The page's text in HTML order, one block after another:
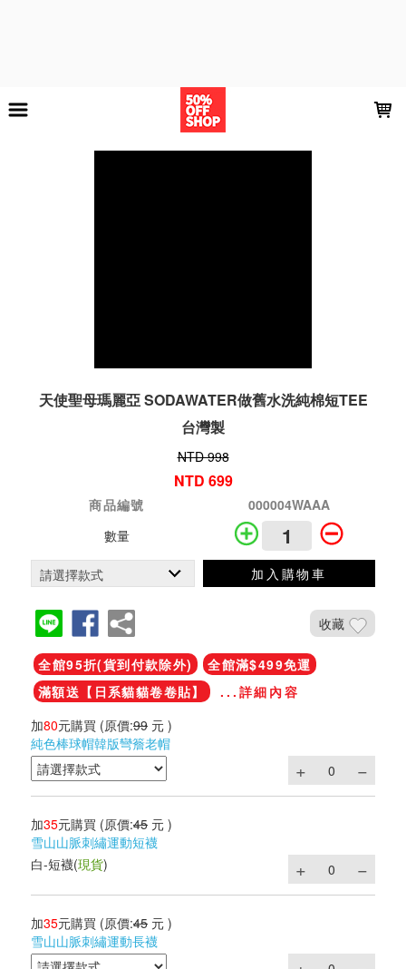
天使聖母瑪麗亞 SODAWATER做舊水洗純棉短TEE
台灣製
NTD 998
NTD 699
商品編號
000004WAAA
數量
加入購物車
收藏
全館95折(貨到付款除外)
全館滿$499免運
滿額送【日系貓貓卷卷貼】
...詳細內容
加80元購買 (原價:99 元 )
純色棒球帽韓版彎簷老帽
加35元購買 (原價:45 元 )
雪山山脈刺繡運動短襪
白-短襪(現貨)
加35元購買 (原價:45 元 )
雪山山脈刺繡運動長襪